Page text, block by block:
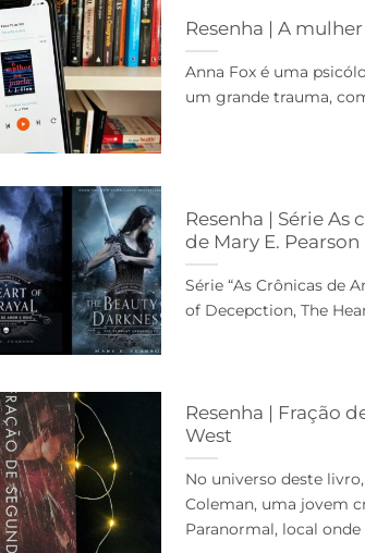
Resenha | A
Anna Fox é uma
um grande trauma,
Resenha | Série
de Mary E. Pearson
Série “As Crônicas de
of Decepction, The
Resenha | Fração
West
No universo deste
Coleman, uma jovem
Paranormal, local onde